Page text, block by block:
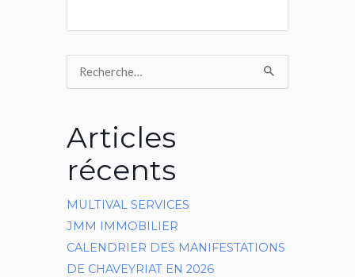
Rechercher :
Articles
récents
MULTIVAL SERVICES
JMM IMMOBILIER
CALENDRIER DES MANIFESTATIONS
DE CHAVEYRIAT EN 2026